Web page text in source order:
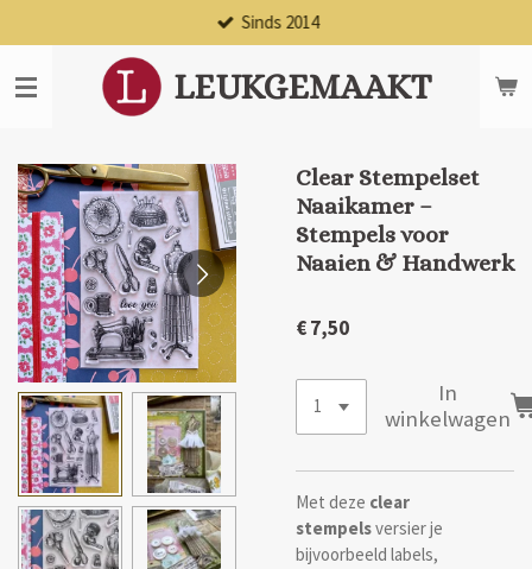
direct
naar
de
LEUKGEMAAKT
Sinds 2014
Clear Stempelset
Naaikamer –
Stempels voor
Naaien & Handwerk
€ 7,50
In
winkelwagen
Met deze clear
stempelsversier je
bijvoorbeeld labels,